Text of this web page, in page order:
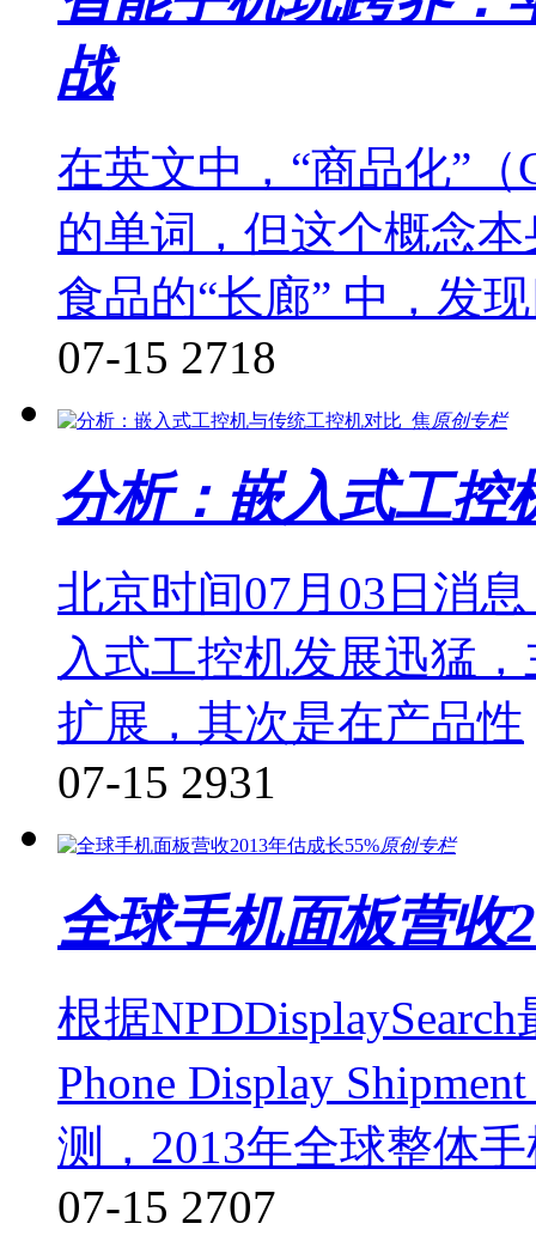
战
在英文中，“商品化”
的单词，但这个概念
食品的“长廊” 中，发
07-15 2718
原创专栏
分析：嵌入式工控
北京时间07月03日消
入式工控机发展迅猛
扩展，其次是在产品性
07-15 2931
原创专栏
全球手机面板营收
根据
Phone Display
测，2013年全球整体
07-15 2707